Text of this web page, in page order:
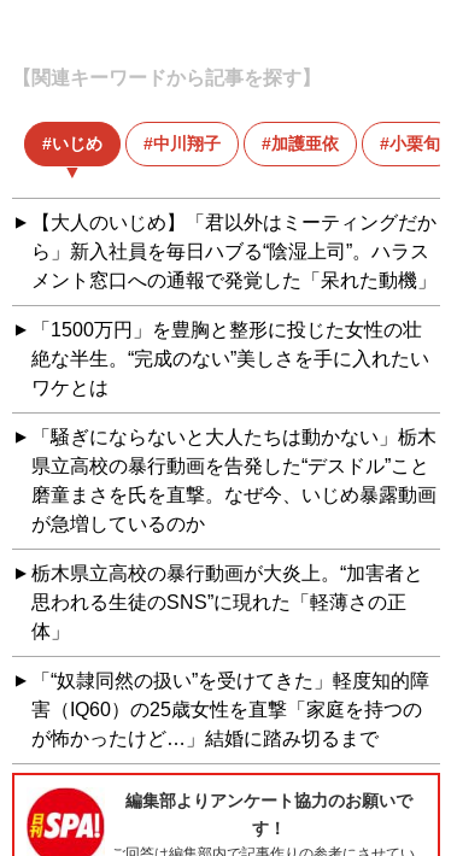
【関連キーワードから記事を探す】
いじめ 中川翔子 加護亜依 小栗旬
【大人のいじめ】「君以外はミーティングだか
ら」新入社員を毎日ハブる“陰湿上司”。ハラス
メント窓口への通報で発覚した「呆れた動機」
「1500万円」を豊胸と整形に投じた女性の壮
絶な半生。“完成のない”美しさを手に入れたい
ワケとは
「騒ぎにならないと大人たちは動かない」栃木
県立高校の暴行動画を告発した“デスドル”こと
磨童まさを氏を直撃。なぜ今、いじめ暴露動画
が急増しているのか
栃木県立高校の暴行動画が大炎上。“加害者と
思われる生徒のSNS”に現れた「軽薄さの正
体」
「“奴隷同然の扱い”を受けてきた」軽度知的障
害（IQ60）の25歳女性を直撃「家庭を持つの
が怖かったけど…」結婚に踏み切るまで